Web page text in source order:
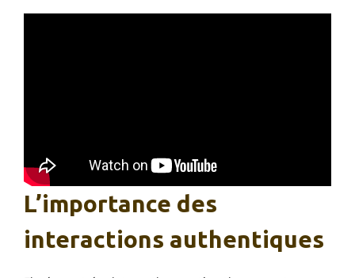
L’importance des
interactions authentiques